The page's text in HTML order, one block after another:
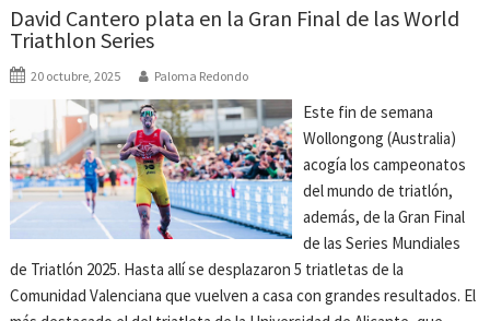
David Cantero plata en la Gran Final de las World
Triathlon Series
20 octubre, 2025 Paloma Redondo
Este fin de semana
Wollongong (Australia)
acogía los campeonatos
del mundo de triatlón,
además, de la Gran Final
de las Series Mundiales
de Triatlón 2025. Hasta allí se desplazaron 5 triatletas de la
Comunidad Valenciana que vuelven a casa con grandes resultados. El